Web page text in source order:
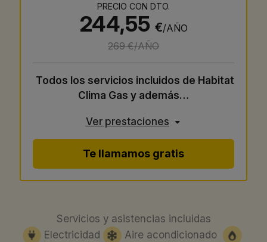
PRECIO CON DTO.
244,55 €/AÑO
269 €/AÑO
Todos los servicios incluidos de Habitat
Clima Gas y además…
Ver prestaciones
Te llamamos gratis
Servicios y asistencias incluidas
Electricidad
Aire acondicionado